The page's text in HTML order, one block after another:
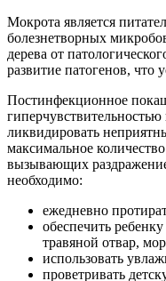
Мокрота является
болезнетворных
дерева от
развитие патогенов, что
Постинфекционное
ликвидировать
максимальное
вызывающих
необходимо:
ежедневно
обеспечить
травяной отвар,
использовать
проветривать